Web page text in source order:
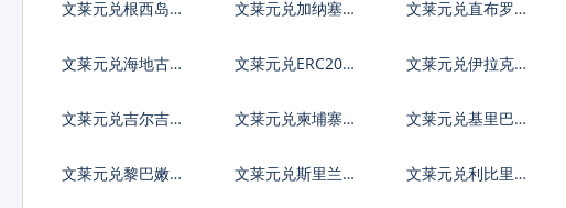
文莱元兑根西岛镑 文莱元兑加纳塞地
文莱元兑直布罗陀
文莱元兑海地古德
文莱元兑ERC20代
文莱元兑伊拉克第
文莱元兑吉尔吉斯
文莱元兑柬埔寨瑞
文莱元兑基里巴斯
文莱元兑黎巴嫩镑
文莱元兑斯里兰卡
文莱元兑利比里亚